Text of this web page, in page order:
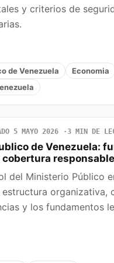
y criterios de
de Venezuela
Economia
5 MAYO 2026 3 MIN DE
de Venezuela:
responsable
del Ministerio Público
estructura organizativa,
y los fundamentos